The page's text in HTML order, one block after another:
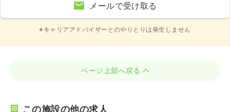
メールで受け取る
※キャリアアドバイザーとのやりとりは発生しません
ページ上部へ戻る
この施設の他の求人